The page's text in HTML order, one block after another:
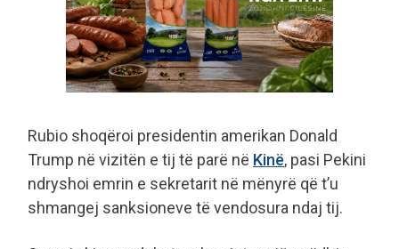
Rubio shoqëroi presidentin amerikan Donald
Trump në vizitën e tij të parë në Kinë, pasi Pekini
ndryshoi emrin e sekretarit në mënyrë që t’u
shmangej sanksioneve të vendosura ndaj tij.